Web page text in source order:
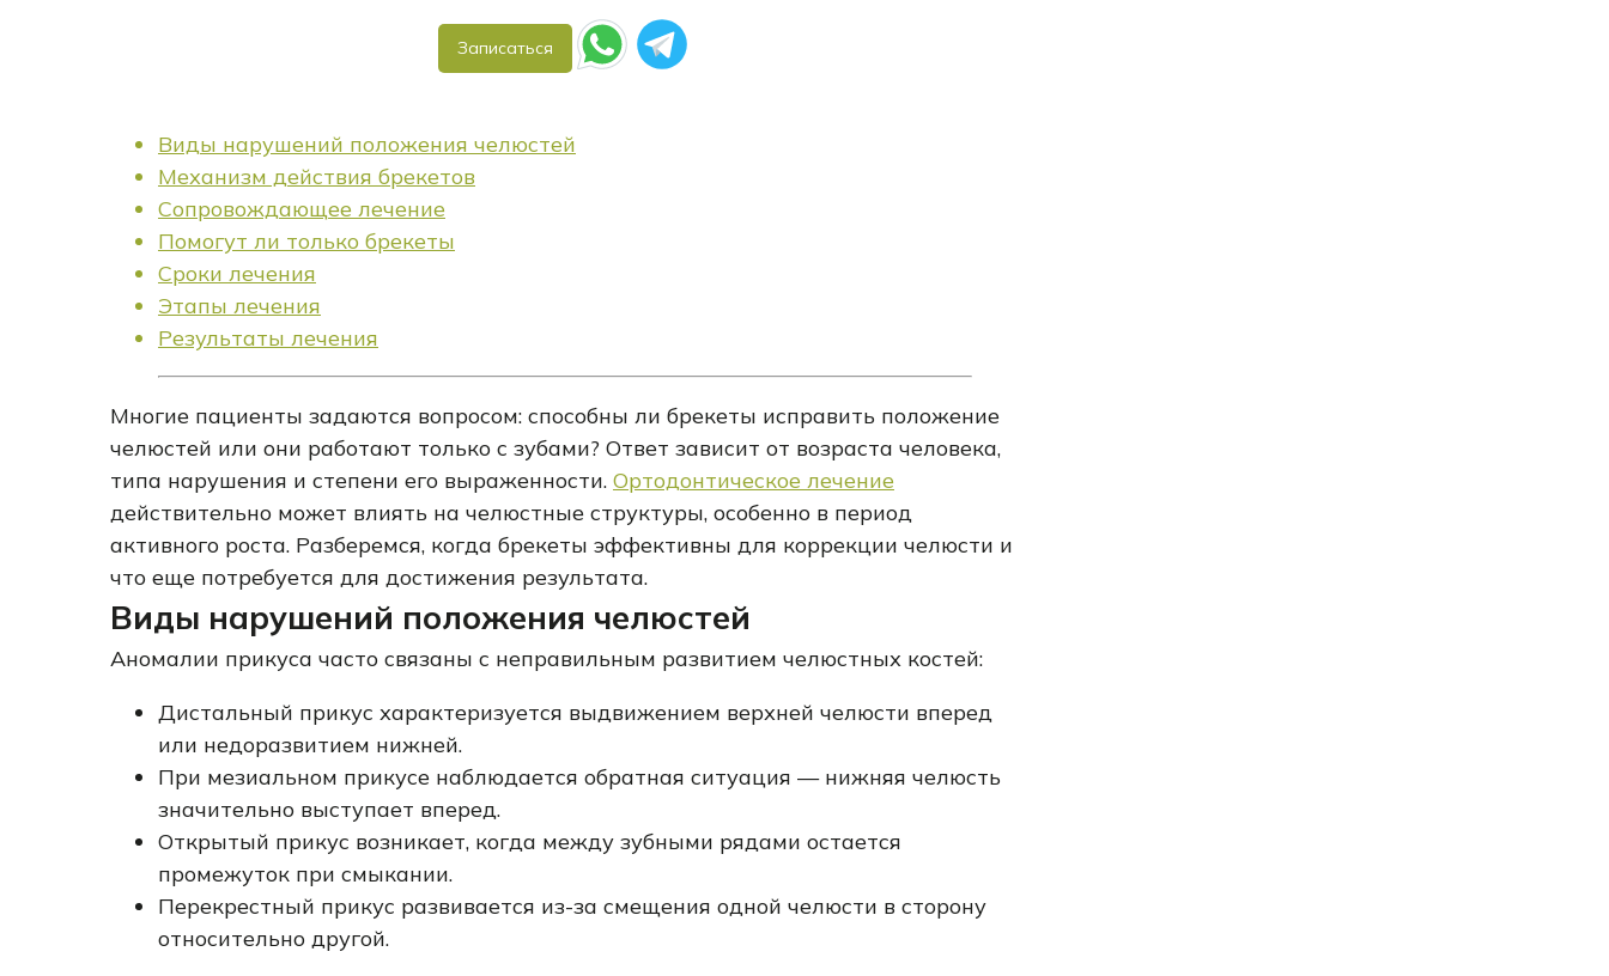
Записаться
Виды нарушений положения челюстей
Механизм действия брекетов
Сопровождающее лечение
Помогут ли только брекеты
Сроки лечения
Этапы лечения
Результаты лечения
Многие пациенты задаются вопросом: способны ли брекеты исправить положение
челюстей или они работают только с зубами? Ответ зависит от возраста человека,
типа нарушения и степени его выраженности. Ортодонтическое лечение
действительно может влиять на челюстные структуры, особенно в период
активного роста. Разберемся, когда брекеты эффективны для коррекции челюсти и
что еще потребуется для достижения результата.
Виды нарушений положения челюстей
Аномалии прикуса часто связаны с неправильным развитием челюстных костей:
Дистальный прикус характеризуется выдвижением верхней челюсти вперед
или недоразвитием нижней.
При мезиальном прикусе наблюдается обратная ситуация — нижняя челюсть
значительно выступает вперед.
Открытый прикус возникает, когда между зубными рядами остается
промежуток при смыкании.
Перекрестный прикус развивается из-за смещения одной челюсти в сторону
относительно другой.